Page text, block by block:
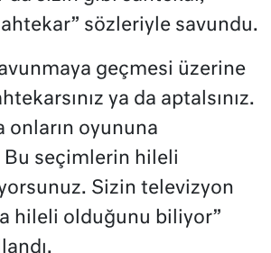
sözleriyle savundu.
geçmesi üzerine
ya da aptalsınız.
onların oyununa
seçimlerin hileli
Sizin televizyon
hileli olduğunu biliyor”